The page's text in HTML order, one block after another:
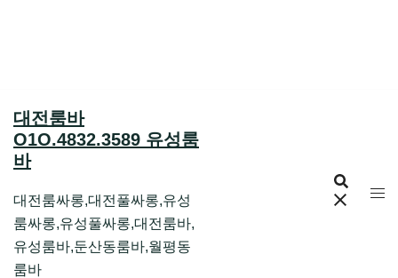
대전룸바
O1O.4832.3589 유성룸
바
대전룸싸롱,대전풀싸롱,유성
룸싸롱,유성풀싸롱,대전룸바,
유성룸바,둔산동룸바,월평동
룸바